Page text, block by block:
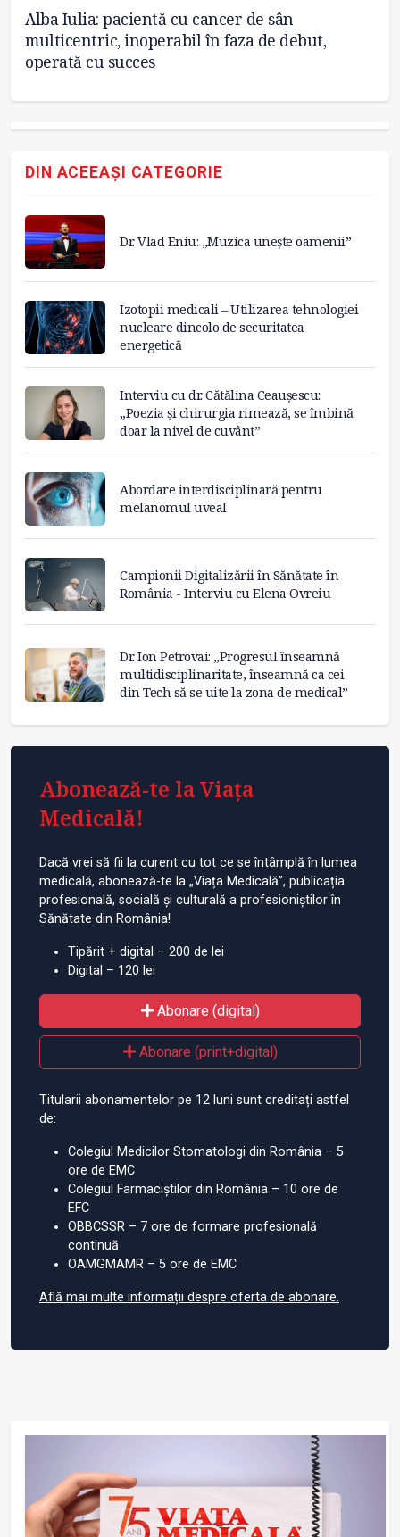
Alba Iulia: pacientă cu cancer de sân
multicentric, inoperabil în faza de debut,
operată cu succes
DIN ACEEAȘI CATEGORIE
Dr. Vlad Eniu: „Muzica unește oamenii”
Izotopii medicali – Utilizarea tehnologiei
nucleare dincolo de securitatea
energetică
Interviu cu dr. Cătălina Ceaușescu:
„Poezia și chirurgia rimează, se îmbină
doar la nivel de cuvânt”
Abordare interdisciplinară pentru
melanomul uveal
Campionii Digitalizării în Sănătate în
România - Interviu cu Elena Ovreiu
Dr. Ion Petrovai: „Progresul înseamnă
multidisciplinaritate, înseamnă ca cei
din Tech să se uite la zona de medical”
Abonează-te la Viața
Medicală!
Dacă vrei să fii la curent cu tot ce se întâmplă în lumea
medicală, abonează-te la „Viața Medicală”, publicația
profesională, socială și culturală a profesioniștilor în
Sănătate din România!
Tipărit + digital – 200 de lei
Digital – 120 lei
Abonare (digital)
Abonare (print+digital)
Titularii abonamentelor pe 12 luni sunt creditați astfel
de:
Colegiul Medicilor Stomatologi din România – 5
ore de EMC
Colegiul Farmaciștilor din România – 10 ore de
EFC
OBBCSSR – 7 ore de formare profesională
continuă
OAMGMAMR – 5 ore de EMC
Află mai multe informații despre oferta de abonare.